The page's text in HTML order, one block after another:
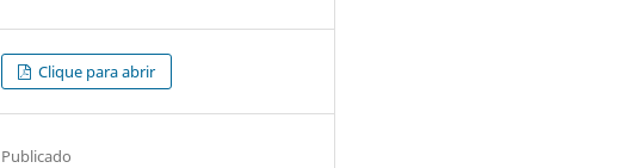
Clique para abrir
Publicado